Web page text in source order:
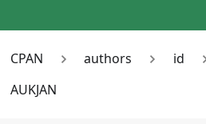
CPAN authors id
AUKJAN